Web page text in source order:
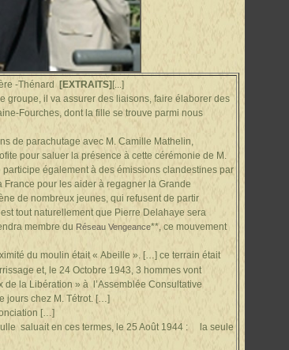
-Thénard [EXTRAITS] [...]
groupe, il va assurer des liaisons, faire élaborer des
Fourches, dont la fille se trouve parmi nous
de parachutage avec M. Camille Mathelin,
pour saluer la présence à cette cérémonie de M.
également à des émissions clandestines par
pour les aider à regagner la Grande
de nombreux jeunes, qui refusent de partir
tout naturellement que Pierre Delahaye sera
membre du Réseau Vengeance**, ce mouvement
du moulin était « Abeille ». […] ce terrain était
et, le 24 Octobre 1943, 3 hommes vont
de la Libération » à l’Assemblée Consultative
jours chez M. Tétrot. […]
[…]
saluait en ces termes, le 25 Août 1944 : la seule